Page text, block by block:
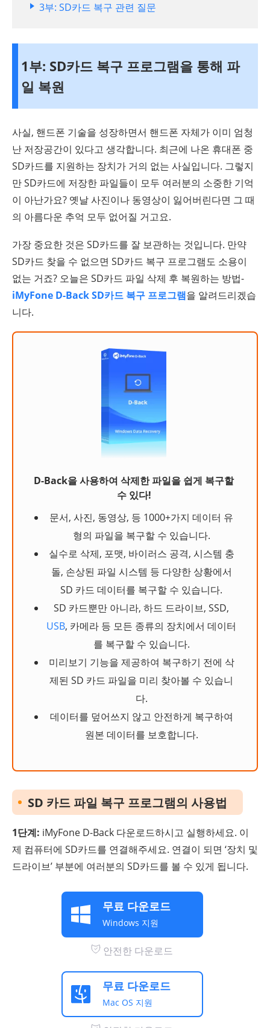
3부: SD카드 복구 관련 질문
1부: SD카드 복구 프로그램을 통해 파
일 복원
사실, 핸드폰 기술을 성장하면서 핸드폰 자체가 이미 엄청
난 저장공간이 있다고 생각합니다. 최근에 나온 휴대폰 중
SD카드를 지원하는 장치가 거의 없는 사실입니다. 그렇지
만 SD카드에 저장한 파일들이 모두 여러분의 소중한 기억
이 아난가요? 옛날 사진이나 동영상이 잃어버린다면 그 때
의 아름다운 추억 모두 없어질 거고요.
가장 중요한 것은 SD카드를 잘 보관하는 것입니다. 만약
SD카드 찾을 수 없으면 SD카드 복구 프로그램도 소용이
없는 거죠? 오늘은 SD카드 파일 삭제 후 복원하는 방법-
iMyFone D-Back SD카드 복구 프로그램을 알려드리겠습
니다.
D-Back을 사용하여 삭제한 파일을 쉽게 복구할
수 있다!
문서, 사진, 동영상, 등 1000+가지 데이터 유
형의 파일을 복구할 수 있습니다.
실수로 삭제, 포맷, 바이러스 공격, 시스템 충
돌, 손상된 파일 시스템 등 다양한 상황에서
SD 카드 데이터를 복구할 수 있습니다.
SD 카드뿐만 아니라, 하드 드라이브, SSD,
USB, 카메라 등 모든 종류의 장치에서 데이터
를 복구할 수 있습니다.
미리보기 기능을 제공하여 복구하기 전에 삭
제된 SD 카드 파일을 미리 찾아볼 수 있습니
다.
데이터를 덮어쓰지 않고 안전하게 복구하여
원본 데이터를 보호합니다.
SD 카드 파일 복구 프로그램의 사용법
1단계: iMyFone D-Back 다운로드하시고 실행하세요. 이
제 컴퓨터에 SD카드를 연결해주세요. 연결이 되면 ‘장치 및
드라이브’ 부분에 여러분의 SD카드를 볼 수 있게 됩니다.
무료 다운로드
Windows 지원
안전한 다운로드
무료 다운로드
Mac OS 지원